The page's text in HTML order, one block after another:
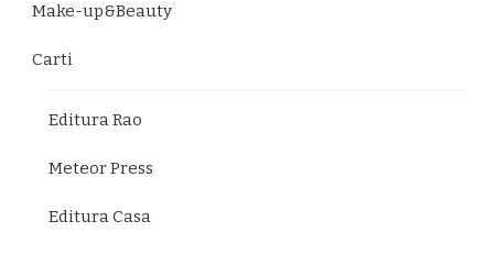
Make-up&Beauty
Carti
Editura Rao
Meteor Press
Editura Casa